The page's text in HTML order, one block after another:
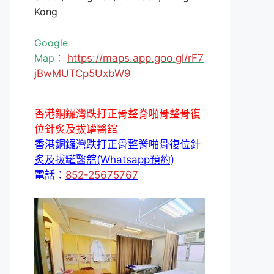
Kong
Google
Map： https://maps.app.goo.gl/rF7
jBwMUTCp5UxbW9
香港銅鑼灣跌打正骨整脊啪骨整骨復
位針炙及拔罐醫舘
香港銅鑼灣跌打正骨整脊啪骨復位針
炙及拔罐醫舘(Whatsapp預約)
電話： 852-25675767